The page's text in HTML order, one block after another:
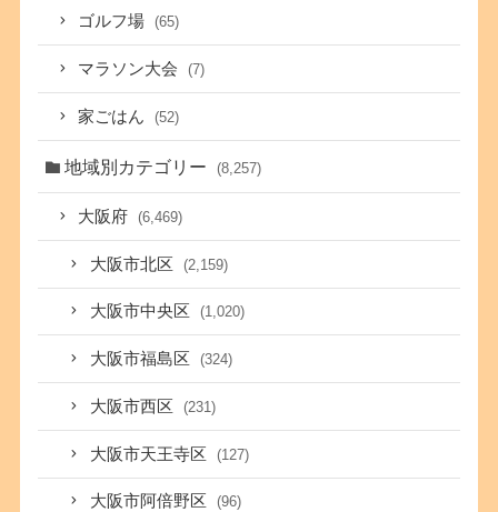
ゴルフ場 (65)
マラソン大会 (7)
家ごはん (52)
地域別カテゴリー (8,257)
大阪府 (6,469)
大阪市北区 (2,159)
大阪市中央区 (1,020)
大阪市福島区 (324)
大阪市西区 (231)
大阪市天王寺区 (127)
大阪市阿倍野区 (96)